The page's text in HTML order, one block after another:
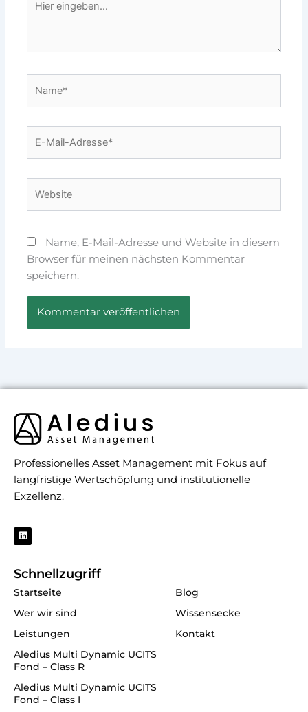
eingeben…
Name, E-Mail-Adresse und Website in diesem
Browser für meinen nächsten Kommentar
speichern.
Professionelles Asset Management mit Fokus auf
langfristige Wertschöpfung und institutionelle
Exzellenz.
L
i
n
d
n
Schnellzugriff
Startseite
Wer wir sind
Leistungen
Aledius Multi Dynamic UCITS
Fond – Class R
Aledius Multi Dynamic UCITS
Fond – Class I
Blog
Wissensecke
Kontakt